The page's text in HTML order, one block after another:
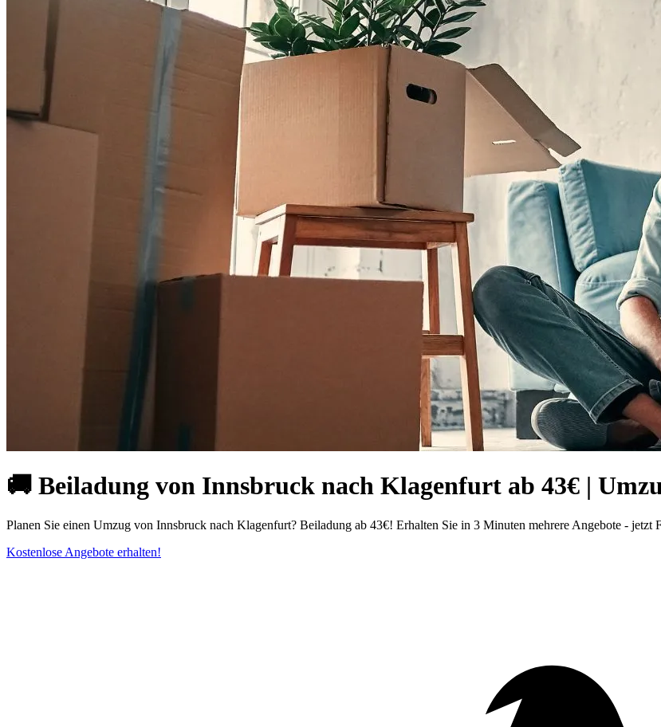
🚚 Beiladung von Innsbruck nach Klagenfurt ab 43€ |
Planen Sie einen Umzug von Innsbruck nach Klagenfurt? Beiladung ab 43€! Erhalten Sie in 3 Minuten mehrere Angebote - jetzt
Kostenlose Angebote erhalten!